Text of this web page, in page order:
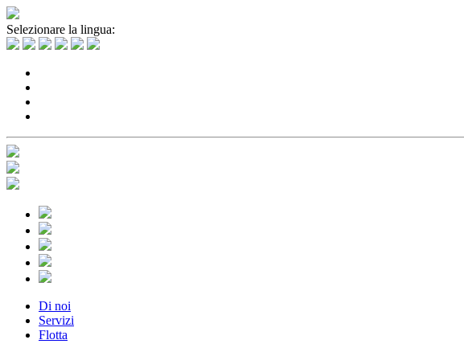
Selezionare la lingua:
Di noi
Servizi
Flotta